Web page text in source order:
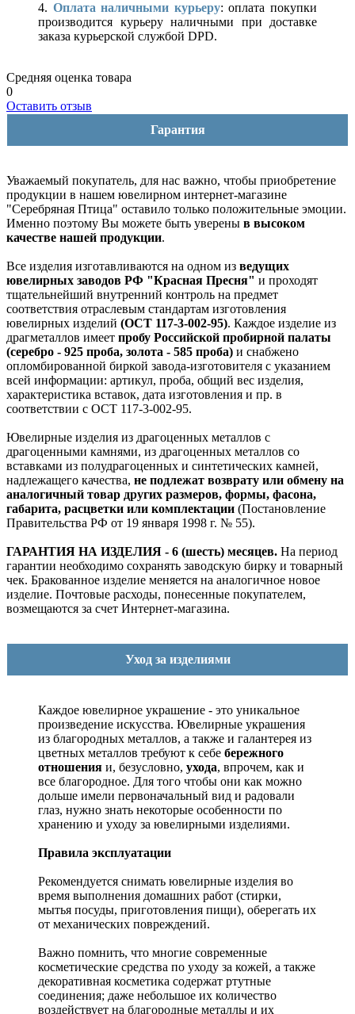
4. Оплата наличными курьеру: оплата покупки
производится курьеру наличными при доставке
заказа курьерской службой DPD.
Средняя оценка товара
0
Оставить отзыв
Гарантия
Уважаемый покупатель, для нас важно, чтобы приобретение
продукции в нашем ювелирном интернет-магазине
"Серебряная Птица" оставило только положительные эмоции.
Именно поэтому Вы можете быть уверены в высоком
качестве нашей продукции.
Все изделия изготавливаются на одном из ведущих
ювелирных заводов РФ "Красная Пресня" и проходят
тщательнейший внутренний контроль на предмет
соответствия отраслевым стандартам изготовления
ювелирных изделий (ОСТ 117-3-002-95). Каждое изделие из
драгметаллов имеет пробу Российской пробирной палаты
(серебро - 925 проба, золота - 585 проба) и снабжено
опломбированной биркой завода-изготовителя с указанием
всей информации: артикул, проба, общий вес изделия,
характеристика вставок, дата изготовления и пр. в
соответствии с ОСТ 117-3-002-95.
Ювелирные изделия из драгоценных металлов с
драгоценными камнями, из драгоценных металлов со
вставками из полудрагоценных и синтетических камней,
надлежащего качества, не подлежат возврату или обмену на
аналогичный товар других размеров, формы, фасона,
габарита, расцветки или комплектации (Постановление
Правительства РФ от 19 января 1998 г. № 55).
ГАРАНТИЯ НА ИЗДЕЛИЯ - 6 (шесть) месяцев. На период
гарантии необходимо сохранять заводскую бирку и товарный
чек. Бракованное изделие меняется на аналогичное новое
изделие. Почтовые расходы, понесенные покупателем,
возмещаются за счет Интернет-магазина.
Уход за изделиями
Каждое ювелирное украшение - это уникальное
произведение искусства. Ювелирные украшения
из благородных металлов, а также и галантерея из
цветных металлов требуют к себе бережного
отношения и, безусловно, ухода, впрочем, как и
все благородное. Для того чтобы они как можно
дольше имели первоначальный вид и радовали
глаз, нужно знать некоторые особенности по
хранению и уходу за ювелирными изделиями.
Правила эксплуатации
Рекомендуется снимать ювелирные изделия во
время выполнения домашних работ (стирки,
мытья посуды, приготовления пищи), оберегать их
от механических повреждений.
Важно помнить, что многие современные
косметические средства по уходу за кожей, а также
декоративная косметика содержат ртутные
соединения; даже небольшое их количество
воздействует на благородные металлы и их